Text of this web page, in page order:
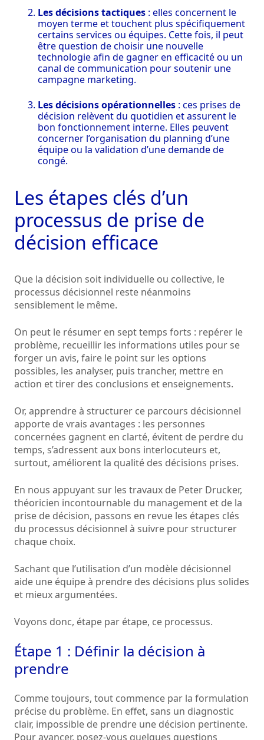
Les décisions tactiques : elles concernent le
moyen terme et touchent plus spécifiquement
certains services ou équipes. Cette fois, il peut
être question de choisir une nouvelle
technologie afin de gagner en efficacité ou un
canal de communication pour soutenir une
campagne marketing.
Les décisions opérationnelles : ces prises de
décision relèvent du quotidien et assurent le
bon fonctionnement interne. Elles peuvent
concerner l’organisation du planning d’une
équipe ou la validation d’une demande de
congé.
Les étapes clés d’un
processus de prise de
décision efficace
Que la décision soit individuelle ou collective, le
processus décisionnel reste néanmoins
sensiblement le même.
On peut le résumer en sept temps forts : repérer le
problème, recueillir les informations utiles pour se
forger un avis, faire le point sur les options
possibles, les analyser, puis trancher, mettre en
action et tirer des conclusions et enseignements.
Or, apprendre à structurer ce parcours décisionnel
apporte de vrais avantages : les personnes
concernées gagnent en clarté, évitent de perdre du
temps, s’adressent aux bons interlocuteurs et,
surtout, améliorent la qualité des décisions prises.
En nous appuyant sur les travaux de Peter Drucker,
théoricien incontournable du management et de la
prise de décision, passons en revue les étapes clés
du processus décisionnel à suivre pour structurer
chaque choix.
Sachant que l’utilisation d’un modèle décisionnel
aide une équipe à prendre des décisions plus solides
et mieux argumentées.
Voyons donc, étape par étape, ce processus.
Étape 1 : Définir la décision à
prendre
Comme toujours, tout commence par la formulation
précise du problème. En effet, sans un diagnostic
clair, impossible de prendre une décision pertinente.
Pour avancer, posez-vous quelques questions